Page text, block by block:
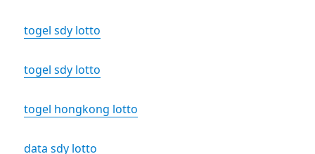
togel sdy lotto
togel sdy lotto
togel hongkong lotto
data sdy lotto